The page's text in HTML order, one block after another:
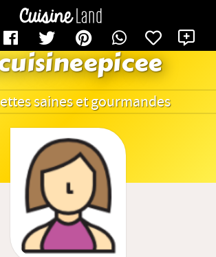
saines et gourmandes
MACUISINEEPICEE